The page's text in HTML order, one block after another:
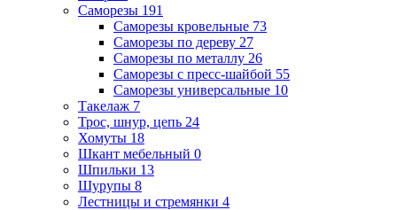
Саморезы 191
Саморезы кровельные 73
Саморезы по дереву 27
Саморезы по металлу 26
Саморезы с пресс-шайбой 55
Саморезы универсальные 10
Такелаж 7
Трос, шнур, цепь 24
Хомуты 18
Шкант мебельный 0
Шпильки 13
Шурупы 8
Лестницы и стремянки 4